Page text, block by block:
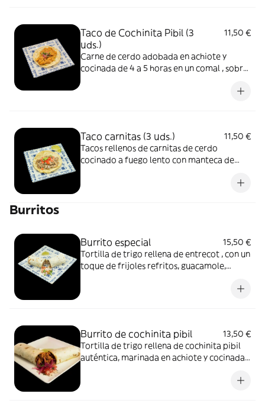
Taco de Cochinita Pibil (3
uds.)
11,50 €
Carne de cerdo adobada en achiote y
cocinada de 4 a 5 horas en un comal , sobre
yucateco, con cebolla morada encurtida y
Taco carnitas (3 uds.)
11,50 €
Tacos rellenos de carnitas de cerdo
cocinado a fuego lento con manteca de
Burritos
Burrito especial
15,50 €
Tortilla de trigo rellena de entrecot , con un
toque de frijoles refritos, guacamole,
Burrito de cochinita pibil
13,50 €
Tortilla de trigo rellena de cochinita pibil
auténtica, marinada en achiote y cocinada